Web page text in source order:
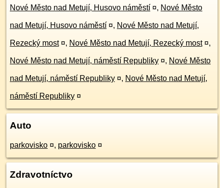
Nové Město nad Metují, Husovo náměstí ¤, Nové Město
nad Metují, Husovo náměstí ¤, Nové Město nad Metují,
Rezecký most ¤, Nové Město nad Metují, Rezecký most ¤,
Nové Město nad Metují, náměstí Republiky ¤, Nové Město
nad Metují, náměstí Republiky ¤, Nové Město nad Metují,
náměstí Republiky ¤
Auto
parkovisko ¤, parkovisko ¤
Zdravotníctvo